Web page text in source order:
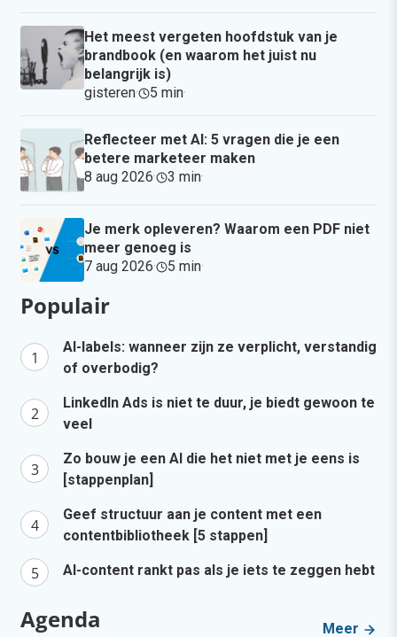
Het meest vergeten hoofdstuk van je
brandbook (en waarom het juist nu
belangrijk is)
gisteren· 5 min·
Reflecteer met AI: 5 vragen die je een
betere marketeer maken
8 aug 2026· 3 min·
Je merk opleveren? Waarom een PDF niet
meer genoeg is
7 aug 2026· 5 min·
Populair
AI-labels: wanneer zijn ze verplicht, verstandig
of overbodig?
LinkedIn Ads is niet te duur, je biedt gewoon te
veel
Zo bouw je een AI die het niet met je eens is
[stappenplan]
Geef structuur aan je content met een
contentbibliotheek [5 stappen]
AI-content rankt pas als je iets te zeggen hebt
Agenda Meer